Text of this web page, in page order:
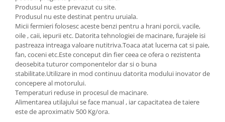
Plase gard
Plasa sarma galvanizata zincata
Plasa sarma rabit
Sarma moale neagra pentru fierari
si dulgheri; sarma zincata; sarma
ghimpata
Plase din polietilena
Plase umbrire
Plase anti insecte
Plase anti pasari
Produsul nu este prevazut cu site.
Produsul nu este destinat pentru uruiala.
Micii fermieri folosesc aceste benzi pentru a hrani porcii, vacile,
oile , caii, iepurii etc. Datorita tehnologiei de macinare, furajele isi
pastreaza intreaga valoare nutitriva.Toaca atat lucerna cat si paie,
fan, coceni etc.Este conceput din fier ceea ce ofera o rezistenta
deosebita tuturor componentelor dar si o buna
stabilitate.Utilizare in mod continuu datorita modului inovator de
concepere al motorului.
Temperaturi reduse in procesul de macinare.
Alimentarea utilajului se face manual , iar capacitatea de taiere
este de aproximativ 500 Kg/ora.